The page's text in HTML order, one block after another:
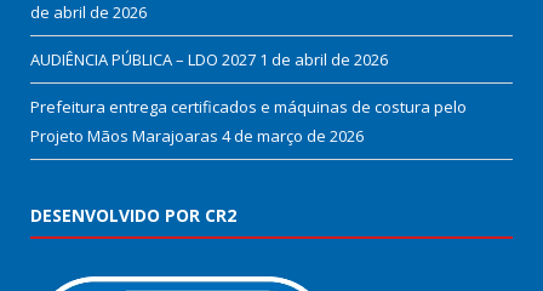
de abril de 2026
AUDIÊNCIA PÚBLICA – LDO 2027 1 de abril de 2026
Prefeitura entrega certificados e máquinas de costura pelo
Projeto Mãos Marajoaras 4 de março de 2026
DESENVOLVIDO POR CR2